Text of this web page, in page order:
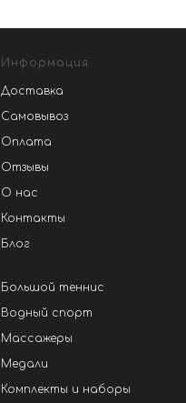
Информация
Доставка
Самовывоз
Оплата
Отзывы
О нас
Контакты
Блог
Большой теннис
Водный спорт
Массажеры
Медали
Комплекты и наборы